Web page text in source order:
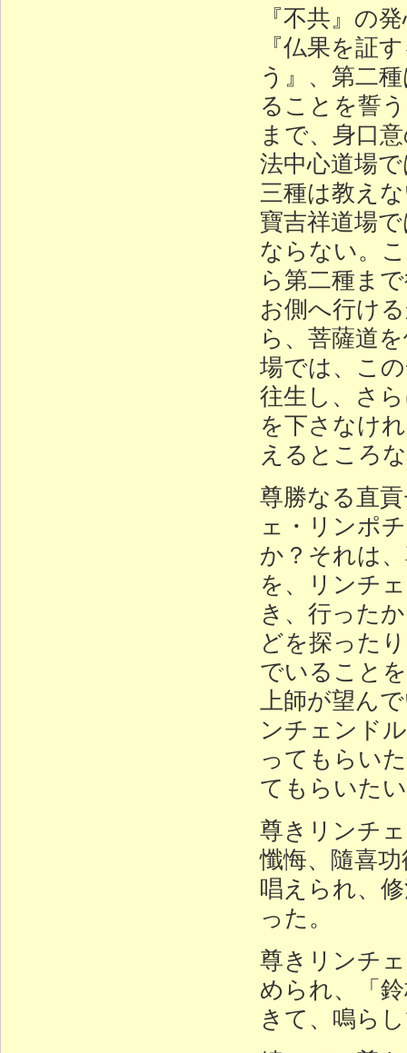
『不共』の
『仏果を証
う』、第二
ることを誓
まで、身口
法中心道場
三種は教え
寶吉祥道場
ならない。
ら第二種ま
お側へ行け
ら、菩薩道
場では、こ
往生し、さ
を下さなけ
えるところ
尊勝なる直
ェ・リンポ
か？それは
を、リンチ
き、行った
どを探った
でいること
上師が望ん
ンチェンド
ってもらい
てもらいた
尊きリンチ
懺悔、隨喜
唱えられ、
った。
尊きリンチ
められ、「
きて、鳴ら